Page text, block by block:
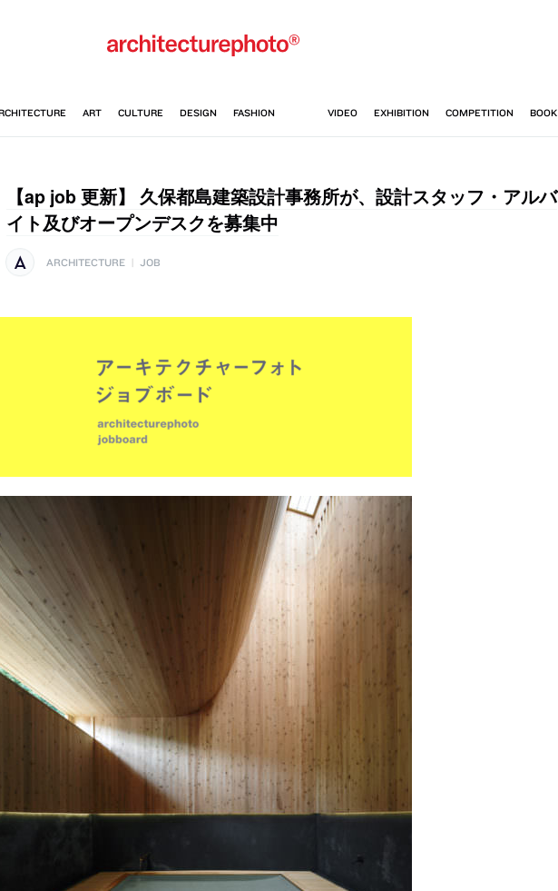
【ap job 更新】 久保都島建築設計事務所が、設計スタッフ・アルバ
イト及びオープンデスクを募集中
ARCHITECTURE | JOB